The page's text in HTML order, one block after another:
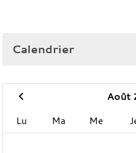
Calendrier
Août
Lu
Ma Me